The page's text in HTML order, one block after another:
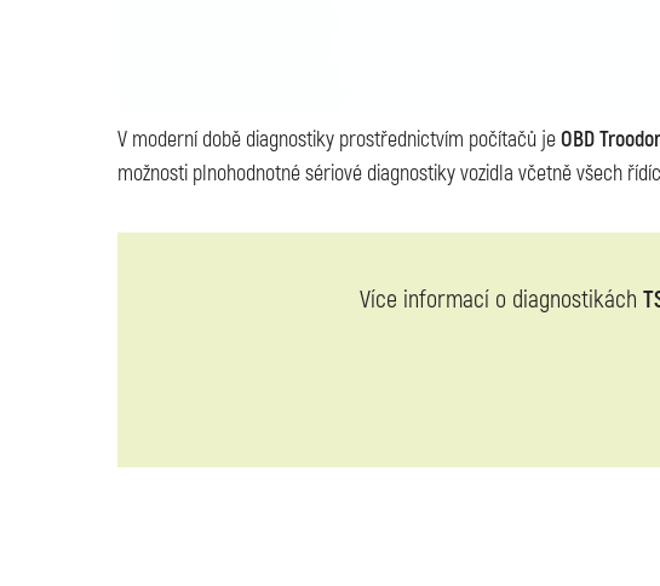
V moderní době diagnostiky prostřednictvím počítačů jeOBD
možnosti plnohodnotné sériové diagnostiky vozidla včetně všech
Více informací o diagnostikách